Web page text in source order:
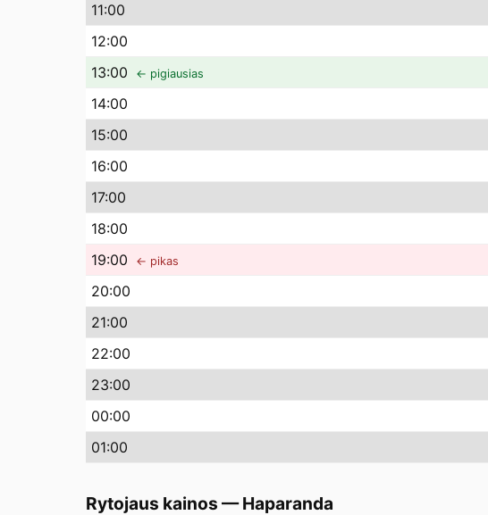
11:00
12:00
13:00 ← pigiausias
14:00
15:00
16:00
17:00
18:00
19:00 ← pikas
20:00
21:00
22:00
23:00
00:00
01:00
Rytojaus kainos —Haparanda